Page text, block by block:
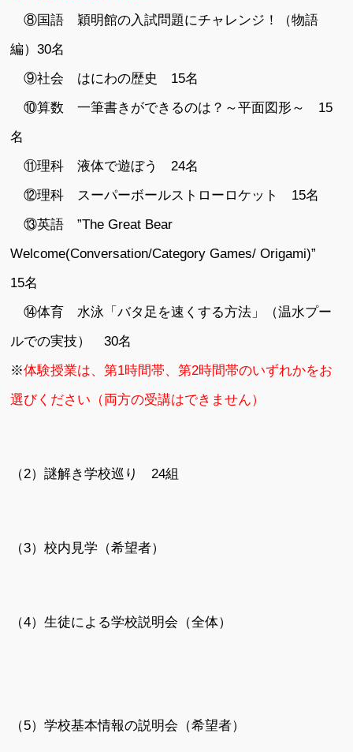
⑧国語 穎明館の入試問題にチャレンジ！（物語
編）30名
⑨社会 はにわの歴史 15名
⑩算数 一筆書きができるのは？～平面図形～ 15
名
⑪理科 液体で遊ぼう 24名
⑫理科 スーパーボールストローロケット 15名
⑬英語 ”The Great Bear
Welcome(Conversation/Category Games/ Origami)”
15名
⑭体育 水泳「バタ足を速くする方法」（温水プー
ルでの実技） 30名
※体験授業は、第1時間帯、第2時間帯のいずれかをお
選びください（両方の受講はできません）
（2）謎解き学校巡り 24組
（3）校内見学（希望者）
（4）生徒による学校説明会（全体）
（5）学校基本情報の説明会（希望者）